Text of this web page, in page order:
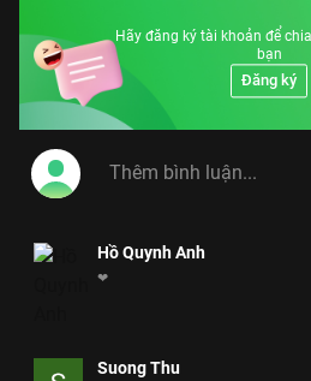
Hãy đăng ký tài khoản để
bạn
Đăng ký
Hồ Quynh Anh
❤
Suong Thu